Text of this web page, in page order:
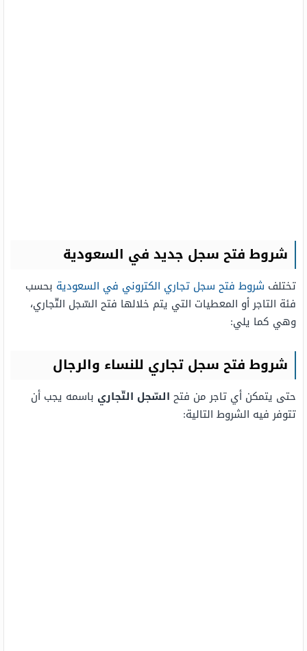
شروط فتح سجل جديد في السعودية
تختلف شروط فتح سجل تجاري الكتروني في السعودية بحسب
فئة التاجر أو المعطيات التي يتم خلالها فتح السّجل التّجاري،
وهي كما يلي:
شروط فتح سجل تجاري للنساء والرجال
حتى يتمكن أي تاجر من فتح السّجل التّجاري باسمه يجب أن
تتوفر فيه الشروط التالية: